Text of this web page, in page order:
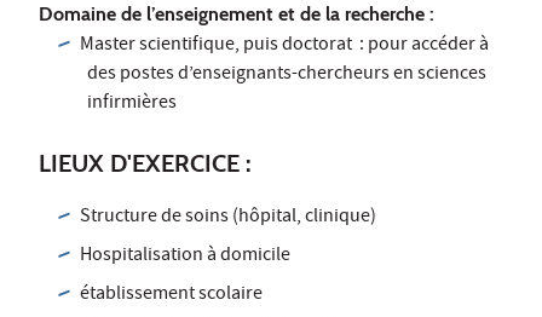
Domaine de l’enseignement et de la recherche :
Master scientifique, puis doctorat : pour accéder à
des postes d’enseignants-chercheurs en sciences
infirmières
LIEUX D'EXERCICE :
Structure de soins (hôpital, clinique)
Hospitalisation à domicile
établissement scolaire